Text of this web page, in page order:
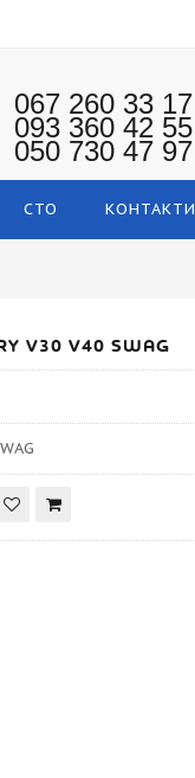
067 260 33 17
093 360 42 55
050 730 47 97
СТО КОНТАКТИ
V30 V40 SWAG